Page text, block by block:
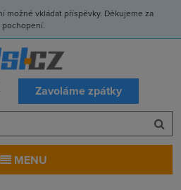
možné vkládat příspěvky. Děkujeme za
pochopení.
Zavoláme zpátky
MENU